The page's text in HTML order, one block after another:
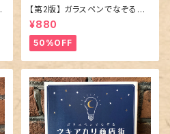
【第2版】 ガラスペンでなぞる本
¥880
50%OFF